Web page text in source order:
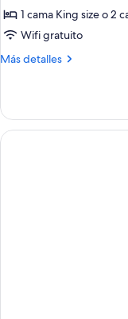
fotos
de
Metropolis
1 cama King size o 2
Wifi gratuito
Más detalles
Más
Room